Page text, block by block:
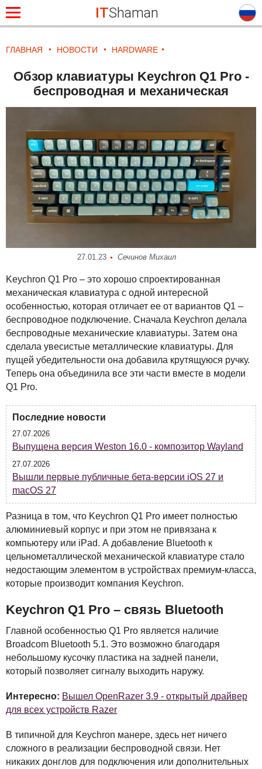
ITShaman
ГЛАВНАЯ НОВОСТИ HARDWARE
Обзор клавиатуры Keychron Q1 Pro -
беспроводная и механическая
27.01.23 Сечинов Михаил
Keychron Q1 Pro – это хорошо спроектированная
механическая клавиатура с одной интересной
особенностью, которая отличает ее от вариантов Q1 –
беспроводное подключение. Сначала Keychron делала
беспроводные механические клавиатуры. Затем она
сделала увесистые металлические клавиатуры. Для
пущей убедительности она добавила крутящуюся ручку.
Теперь она объединила все эти части вместе в модели
Q1 Pro.
Последние новости
27.07.2026
Выпущена версия Weston 16.0 - композитор Wayland
27.07.2026
Вышли первые публичные бета-версии iOS 27 и
macOS 27
Разница в том, что Keychron Q1 Pro имеет полностью
алюминиевый корпус и при этом не привязана к
компьютеру или iPad. А добавление Bluetooth к
цельнометаллической механической клавиатуре стало
недостающим элементом в устройствах премиум-класса,
которые производит компания Keychron.
Keychron Q1 Pro – связь Bluetooth
Главной особенностью Q1 Pro является наличие
Broadcom Bluetooth 5.1. Это возможно благодаря
небольшому кусочку пластика на задней панели,
который позволяет сигналу выходить наружу.
Интересно: Вышел OpenRazer 3.9 - открытый драйвер
для всех устройств Razer
В типичной для Keychron манере, здесь нет ничего
сложного в реализации беспроводной связи. Нет
никаких донглов для подключения или дополнительных